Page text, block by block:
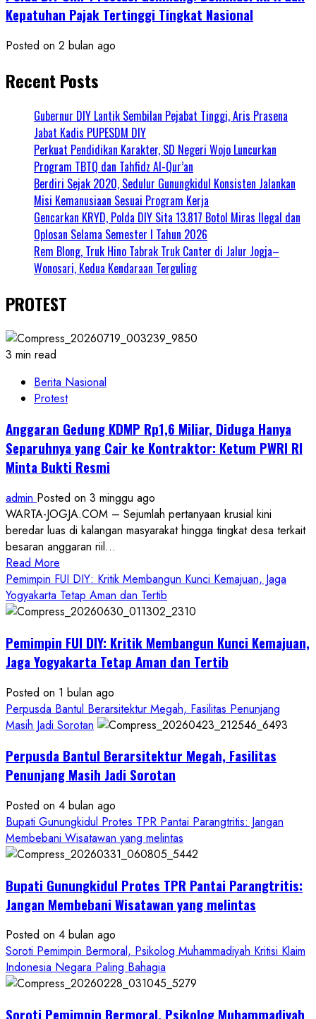
Kepatuhan Pajak Tertinggi Tingkat Nasional
Posted on 2 bulan ago
Recent Posts
Gubernur DIY Lantik Sembilan Pejabat Tinggi, Aris Prasena
Jabat Kadis PUPESDM DIY
Perkuat Pendidikan Karakter, SD Negeri Wojo Luncurkan
Program TBTQ dan Tahfidz Al-Qur’an
Berdiri Sejak 2020, Sedulur Gunungkidul Konsisten Jalankan
Misi Kemanusiaan Sesuai Program Kerja
Gencarkan KRYD, Polda DIY Sita 13.817 Botol Miras Ilegal dan
Oplosan Selama Semester I Tahun 2026
Rem Blong, Truk Hino Tabrak Truk Canter di Jalur Jogja–
Wonosari, Kedua Kendaraan Terguling
PROTEST
3 min read
Berita Nasional
Protest
Anggaran Gedung KDMP Rp1,6 Miliar, Diduga Hanya
Separuhnya yang Cair ke Kontraktor: Ketum PWRI RI
Minta Bukti Resmi
admin Posted on 3 minggu ago
WARTA-JOGJA.COM – Sejumlah pertanyaan krusial kini
beredar luas di kalangan masyarakat hingga tingkat desa terkait
besaran anggaran riil...
Read More
more
about
Anggaran
KDMP
Rp1,6
Diduga
Hanya
Separuhnya
Cair
ke
Ketum
PWRI
RI
Minta
Resmi
Pemimpin FUI DIY: Kritik Membangun Kunci Kemajuan, Jaga
Yogyakarta Tetap Aman dan Tertib
Pemimpin FUI DIY: Kritik Membangun Kunci Kemajuan,
Jaga Yogyakarta Tetap Aman dan Tertib
Posted on 1 bulan ago
Perpusda Bantul Berarsitektur Megah, Fasilitas Penunjang
Masih Jadi Sorotan
Perpusda Bantul Berarsitektur Megah, Fasilitas
Penunjang Masih Jadi Sorotan
Posted on 4 bulan ago
Bupati Gunungkidul Protes TPR Pantai Parangtritis: Jangan
Membebani Wisatawan yang melintas
Bupati Gunungkidul Protes TPR Pantai Parangtritis:
Jangan Membebani Wisatawan yang melintas
Posted on 4 bulan ago
Soroti Pemimpin Bermoral, Psikolog Muhammadiyah Kritisi Klaim
Indonesia Negara Paling Bahagia
Soroti Pemimpin Bermoral, Psikolog Muhammadiyah